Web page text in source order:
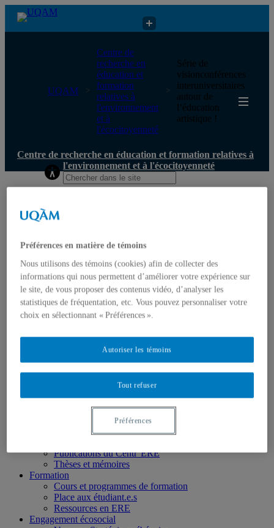
Centre de recherche en éducation et formation relatives à
l'environnement et à l'écocitoyenneté
UQAM
Centre de
recherche en
éducation et
formation
relatives à
l'environnement
et à
l'écocitoyenneté
Série de
visionconférences
interuniversitaires
autour de
l’éducation
artistique !
Centre de recherche en éducation et formation relatives à
l'environnement et à l'écocitoyenneté
Qui nous sommes
Mission
Comité de direction
Chercheur.e.s régulier.ère.s
Chercheur.e.s associé.e.s
Chercheur.e.s émérites
Étudiant.e.s
Partenaires
Personnel
1) Écocitoyenneté et justice
2) Prismes socioculturels
3) Art et créativité
4) Formation initiale et continue
➜ Autochtonisation
Projets fondateurs et passés
Revue ERE
Publications du Centr’ERE
Thèses et mémoires
Formation
Cours et programmes de formation
Place aux étudiant.e.s
Ressources en ERE
Engagement écosocial
Préférences en matière de témoins
Nous utilisons des témoins (cookies) afin de collecter des
informations qui nous permettent d’améliorer votre expérience sur
le site, de vous proposer des contenus vidéo, d’analyser les
statistiques de fréquentation, etc. Vous pouvez personnaliser votre
choix en sélectionnant « Préférences ».
Tout refuser
Autoriser les témoins
Préférences